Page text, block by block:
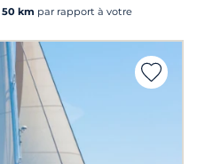
50 km par rapport à votre